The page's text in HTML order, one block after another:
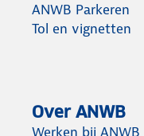
ANWB Parkeren
Tol en vignetten
Over ANWB
Werken bij ANWB